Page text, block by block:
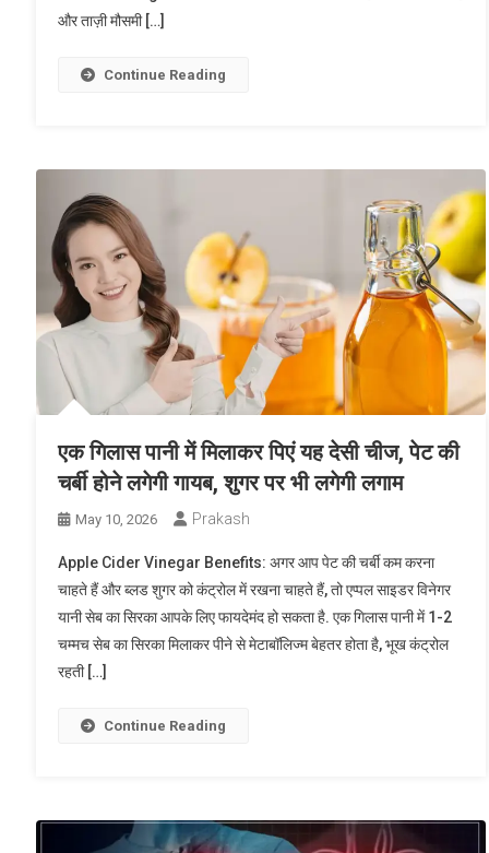
और ताज़ी मौसमी […]
Continue Reading
एक गिलास पानी में मिलाकर पिएं यह देसी चीज, पेट की
चर्बी होने लगेगी गायब, शुगर पर भी लगेगी लगाम
May 10, 2026 Prakash
Apple Cider Vinegar Benefits: अगर आप पेट की चर्बी कम करना
चाहते हैं और ब्लड शुगर को कंट्रोल में रखना चाहते हैं, तो एप्पल साइडर विनेगर
यानी सेब का सिरका आपके लिए फायदेमंद हो सकता है. एक गिलास पानी में 1-2
चम्मच सेब का सिरका मिलाकर पीने से मेटाबॉलिज्म बेहतर होता है, भूख कंट्रोल
रहती […]
Continue Reading